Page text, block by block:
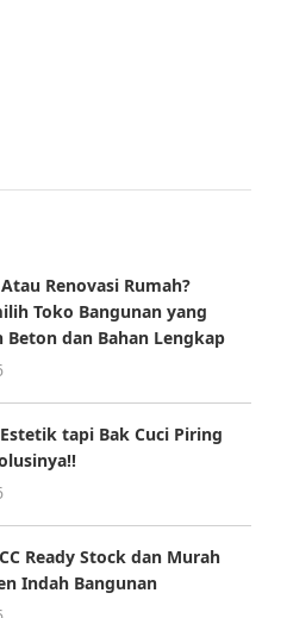
Renovasi Rumah?
Toko Bangunan yang
Beton dan Bahan Lengkap
tapi Bak Cuci Piring
Ready Stock dan Murah
Indah Bangunan